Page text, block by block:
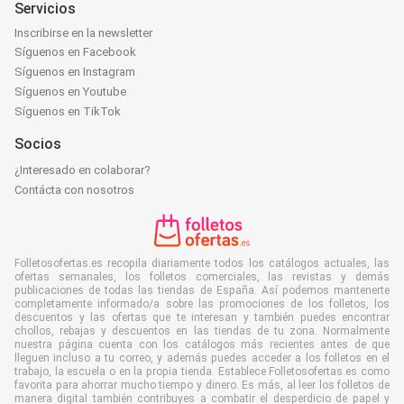
Servicios
Inscribirse en la newsletter
Síguenos en Facebook
Síguenos en Instagram
Síguenos en Youtube
Síguenos en TikTok
Socios
¿Interesado en colaborar?
Contácta con nosotros
Folletosofertas.es recopila diariamente todos los catálogos actuales, las
ofertas semanales, los folletos comerciales, las revistas y demás
publicaciones de todas las tiendas de España. Así podemos mantenerte
completamente informado/a sobre las promociones de los folletos, los
descuentos y las ofertas que te interesan y también puedes encontrar
chollos, rebajas y descuentos en las tiendas de tu zona. Normalmente
nuestra página cuenta con los catálogos más recientes antes de que
lleguen incluso a tu correo, y además puedes acceder a los folletos en el
trabajo, la escuela o en la propia tienda. Establece Folletosofertas.es como
favorita para ahorrar mucho tiempo y dinero. Es más, al leer los folletos de
manera digital también contribuyes a combatir el desperdicio de papel y